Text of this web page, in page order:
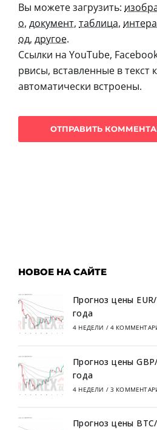
Вы можете загрузить:
о, документ, таблица,
од, другое.
Ссылки на YouTube,
рвисы, вставленные в текст
автоматически встроены.
НОВОЕ НА САЙТЕ
Прогноз цены
года
4 НЕДЕЛИ / 4
Прогноз цены
года
4 НЕДЕЛИ / 3
Прогноз цены